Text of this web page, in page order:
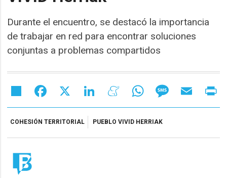
Durante el encuentro, se destacó la importancia
de trabajar en red para encontrar soluciones
conjuntas a problemas compartidos
Share Facebook LinkedIn MeneameWhatsAppMessageEmail
COHESIÓN TERRITORIAL PUEBLO VIVID HERRIAK